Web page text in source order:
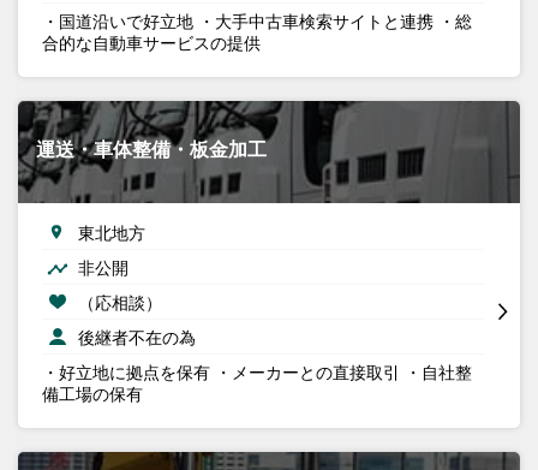
・国道沿いで好立地 ・大手中古車検索サイトと連携 ・総
合的な自動車サービスの提供
運送・車体整備・板金加工
東北地方
非公開
（応相談）
後継者不在の為
・好立地に拠点を保有 ・メーカーとの直接取引 ・自社整
備工場の保有